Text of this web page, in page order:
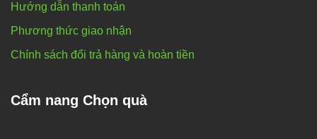
Hướng dẫn thanh toán
Phương thức giao nhận
Chính sách đổi trả hàng và hoàn tiền
Cẩm nang Chọn quà